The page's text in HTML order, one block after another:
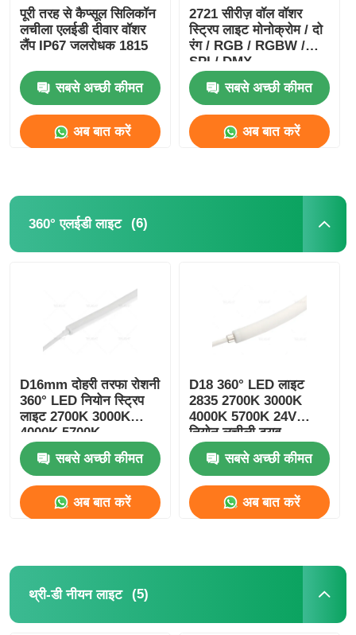
बड़ा नीयन प्रकाश
सौना लाइट बार
पूरी तरह से कैप्सूल सिलिकॉन
लचीला एलईडी दीवार वॉशर
लैंप IP67 जलरोधक 1815
सबसे अच्छी कीमत
अब बात करें
2721 सीरीज़ वॉल वॉशर
स्ट्रिप लाइट मोनोक्रोम / दो
रंग / RGB / RGBW /
SPI / DMX
सबसे अच्छी कीमत
अब बात करें
360° एलईडी लाइट (6)
D16mm दोहरी तरफा रोशनी
360° LED नियोन स्ट्रिप
लाइट 2700K 3000K
4000K 5700K
सबसे अच्छी कीमत
अब बात करें
D18 360° LED लाइट
2835 2700K 3000K
4000K 5700K 24V
नियोन लचीली ट्यूब
सबसे अच्छी कीमत
अब बात करें
थ्री-डी नीयन लाइट (5)